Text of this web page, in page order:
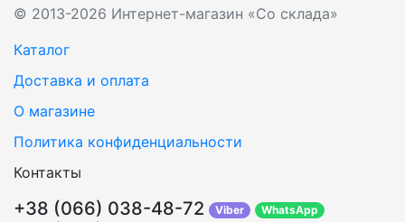
© 2013-2026 Интернет-магазин «Со склада»
Каталог
Доставка и оплата
О магазине
Политика конфиденциальности
Контакты
+38 (066) 038-48-72 Viber WhatsApp